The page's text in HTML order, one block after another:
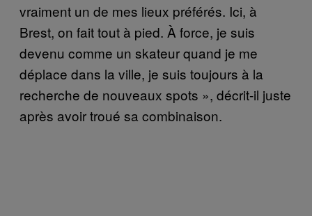
vraiment un de mes lieux préférés. Ici, à
Brest, on fait tout à pied. À force, je suis
devenu comme un skateur quand je me
déplace dans la ville, je suis toujours à la
recherche de nouveaux spots », décrit-il juste
après avoir troué sa combinaison.